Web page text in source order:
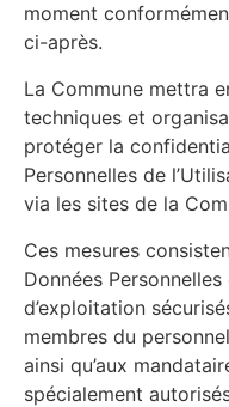
moment
ci-après.
La Commune mettra
techniques et
protéger la
Personnelles de
via les sites de la
Ces mesures
Données
d’exploitation
membres du
ainsi qu’aux
spécialement